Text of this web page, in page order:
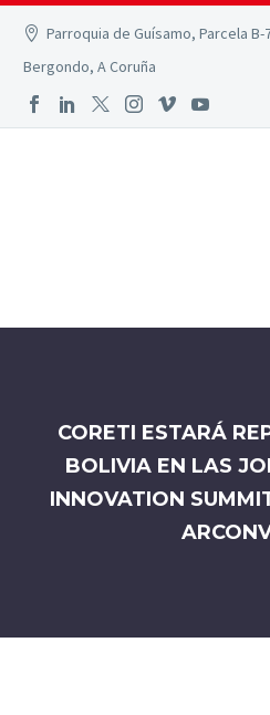
Parroquia de Guísamo, Parcela
Bergondo, A Coruña
CORETI ESTARÁ
BOLIVIA EN LAS
INNOVATION